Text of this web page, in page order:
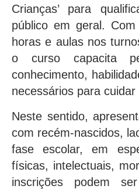
Crianças’ para
público em geral.
horas e aulas nos
o curso capacita
conhecimento,
necessários para cuidar
Neste sentido,
com recém-nascidos,
fase escolar, em
físicas, intelectuais,
inscrições podem